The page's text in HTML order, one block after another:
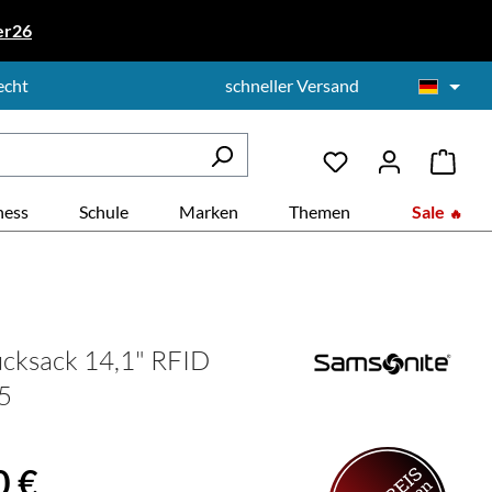
schneller Versand
Schule Marken Themen Sale
14,1" RFID
€